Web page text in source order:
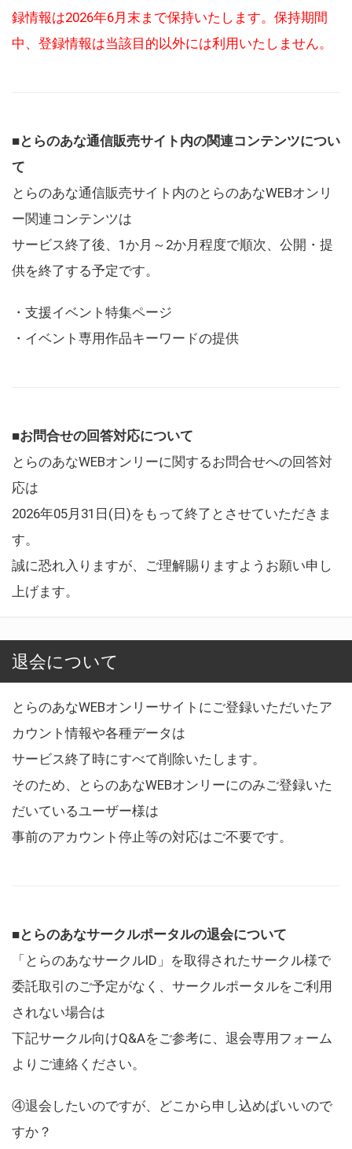
録情報は2026年6月末まで保持いたします。保持期間
中、登録情報は当該目的以外には利用いたしません。
■とらのあな通信販売サイト内の関連コンテンツについ
て
とらのあな通信販売サイト内のとらのあなWEBオンリ
ー関連コンテンツは
サービス終了後、1か月～2か月程度で順次、公開・提
供を終了する予定です。
・支援イベント特集ページ
・イベント専用作品キーワードの提供
■お問合せの回答対応について
とらのあなWEBオンリーに関するお問合せへの回答対
応は
2026年05月31日(日)をもって終了とさせていただきま
す。
誠に恐れ入りますが、ご理解賜りますようお願い申し
上げます。
退会について
とらのあなWEBオンリーサイトにご登録いただいたア
カウント情報や各種データは
サービス終了時にすべて削除いたします。
そのため、とらのあなWEBオンリーにのみご登録いた
だいているユーザー様は
事前のアカウント停止等の対応はご不要です。
■とらのあなサークルポータルの退会について
「とらのあなサークルID」を取得されたサークル様で
委託取引のご予定がなく、サークルポータルをご利用
されない場合は
下記サークル向けQ&Aをご参考に、退会専用フォーム
よりご連絡ください。
④退会したいのですが、どこから申し込めばいいので
すか？